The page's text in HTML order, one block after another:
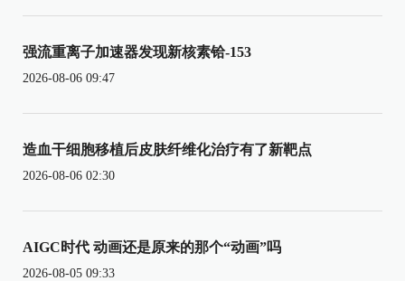
强流重离子加速器发现新核素铪-153
2026-08-06 09:47
造血干细胞移植后皮肤纤维化治疗有了新靶点
2026-08-06 02:30
AIGC时代 动画还是原来的那个“动画”吗
2026-08-05 09:33